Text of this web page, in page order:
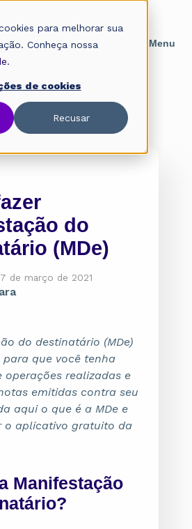
para melhorar sua
Conheça nossa
de cookies
Recusar
do
(MDe)
de março de 2021
do destinatário (MDe)
que você tenha
operações realizadas e
emitidas contra seu
aqui o que é a MDe e
o aplicativo gratuito da
Manifestação